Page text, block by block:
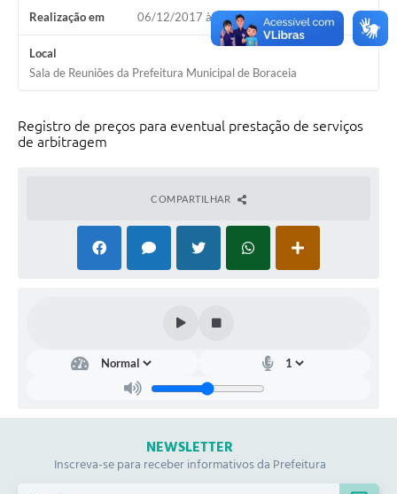
Editais
Prefeito por um dia
Telefones Úteis
Atendimento Odontológico
Realização em 06/12/2017 às 09h00
Local
Sala de Reuniões da Prefeitura Municipal de Boraceia
Registro de preços para eventual prestação de serviços
de arbitragem
COMPARTILHAR
NEWSLETTER
Inscreva-se para receber informativos da Prefeitura